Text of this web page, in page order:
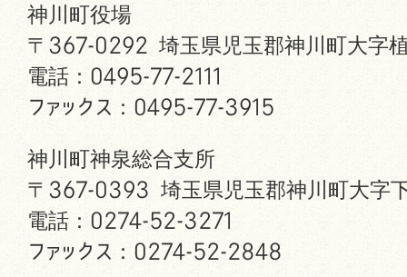
神川町役場
〒367-0292 埼玉県児玉郡神川町大字
電話：0495-77-2111
ファックス：0495-77-3915
神川町神泉総合支所
〒367-0393 埼玉県児玉郡神川町大字
電話：0274-52-3271
ファックス：0274-52-2848